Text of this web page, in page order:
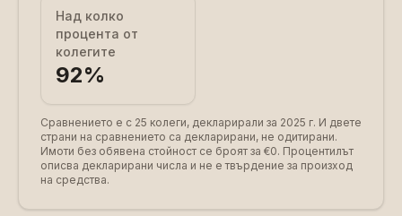
Над колко
процента от
колегите
92%
Сравнението е с 25 колеги, декларирали за 2025 г. И двете
страни на сравнението са декларирани, не одитирани.
Имоти без обявена стойност се броят за €0. Процентилът
описва декларирани числа и не е твърдение за произход
на средства.